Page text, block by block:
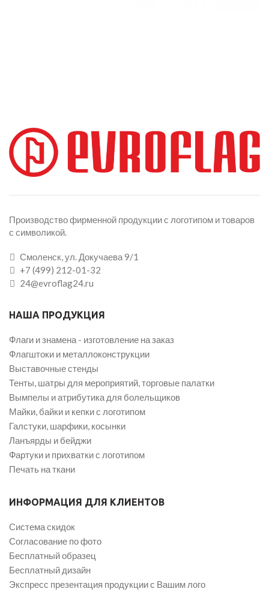
Производство фирменной продукции с логотипом и товаров
с символикой.
Смоленск, ул. Докучаева 9/1
+7 (499) 212-01-32
24@evroflag24.ru
НАША ПРОДУКЦИЯ
Флаги и знамена - изготовление на заказ
Флагштоки и металлоконструкции
Выставочные стенды
Тенты, шатры для мероприятий, торговые палатки
Вымпелы и атрибутика для болельщиков
Майки, байки и кепки с логотипом
Галстуки, шарфики, косынки
Ланъярды и бейджи
Фартуки и прихватки с логотипом
Печать на ткани
ИНФОРМАЦИЯ ДЛЯ КЛИЕНТОВ
Система скидок
Согласование по фото
Бесплатный образец
Бесплатный дизайн
Экспресс презентация продукции с Вашим лого